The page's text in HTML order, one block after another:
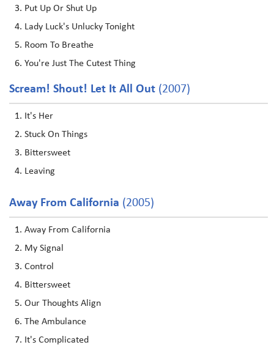
Put Up Or Shut Up
Lady Luck's Unlucky Tonight
Room To Breathe
You're Just The Cutest Thing
Scream! Shout! Let It All Out (2007)
It's Her
Stuck On Things
Bittersweet
Leaving
Away From California (2005)
Away From California
My Signal
Control
Bittersweet
Our Thoughts Align
The Ambulance
It's Complicated